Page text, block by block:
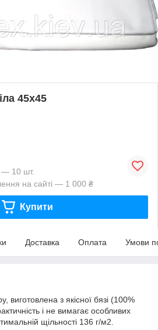
45х45
— 10 шт.
на сайті — 1 000 ₴
Купити
Доставка Оплата Умови
виготовлена з якісної бязі (100%
і не вимагає особливих
щільності 136 г/м2.